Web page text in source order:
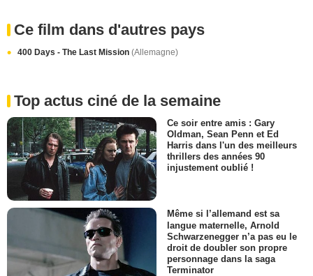
Ce film dans d'autres pays
400 Days - The Last Mission (Allemagne)
Top actus ciné de la semaine
Ce soir entre amis : Gary
Oldman, Sean Penn et Ed
Harris dans l'un des meilleurs
thrillers des années 90
injustement oublié !
Même si l’allemand est sa
langue maternelle, Arnold
Schwarzenegger n’a pas eu le
droit de doubler son propre
personnage dans la saga
Terminator